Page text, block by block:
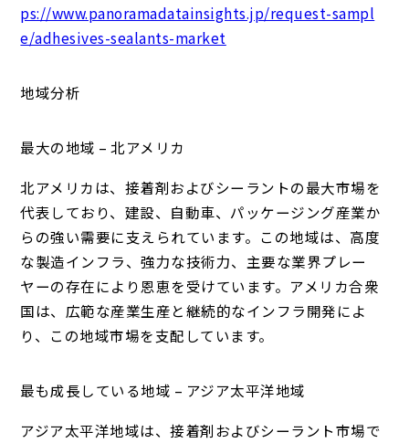
ps://www.panoramadatainsights.jp/request-sampl
e/adhesives-sealants-market
地域分析
最大の地域 – 北アメリカ
北アメリカは、接着剤およびシーラントの最大市場を
代表しており、建設、自動車、パッケージング産業か
らの強い需要に支えられています。この地域は、高度
な製造インフラ、強力な技術力、主要な業界プレー
ヤーの存在により恩恵を受けています。アメリカ合衆
国は、広範な産業生産と継続的なインフラ開発によ
り、この地域市場を支配しています。
最も成長している地域 – アジア太平洋地域
アジア太平洋地域は、接着剤およびシーラント市場で